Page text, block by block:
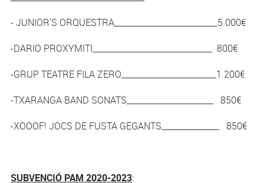
- JUNIOR'S ORQUESTRA_________________________5.000€
-DARIO PROXYMITI_____________________________ 800€
-GRUP TEATRE FILA ZERO_______________________1.200€
-TXARANGA BAND SONATS_____________________ 850€
-XOOOF! JOCS DE FUSTA GEGANTS______________ 850€
SUBVENCIÓ PAM 2020-2023: